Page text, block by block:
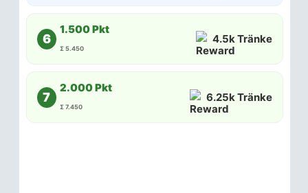
6
1.500 Pkt
Σ 5.450
4.5k Tränke
7
2.000 Pkt
Σ 7.450
6.25k Tränke